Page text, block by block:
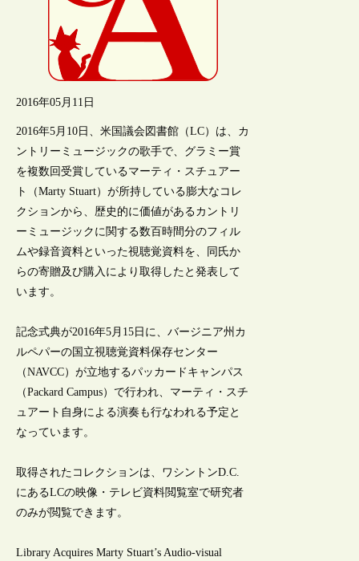
2016年05月11日
2016年5月10日、米国議会図書館（LC）は、カ
ントリーミュージックの歌手で、グラミー賞
を複数回受賞しているマーティ・スチュアー
ト（Marty Stuart）が所持している膨大なコレ
クションから、歴史的に価値があるカントリ
ーミュージックに関する数百時間分のフィル
ムや録音資料といった視聴覚資料を、同氏か
らの寄贈及び購入により取得したと発表して
います。
記念式典が2016年5月15日に、バージニア州カ
ルペパーの国立視聴覚資料保存センター
（NAVCC）が立地するパッカードキャンパス
（Packard Campus）で行われ、マーティ・スチ
ュアート自身による演奏も行なわれる予定と
なっています。
取得されたコレクションは、ワシントンD.C.
にあるLCの映像・テレビ資料閲覧室で研究者
のみが閲覧できます。
Library Acquires Marty Stuart’s Audio-visual